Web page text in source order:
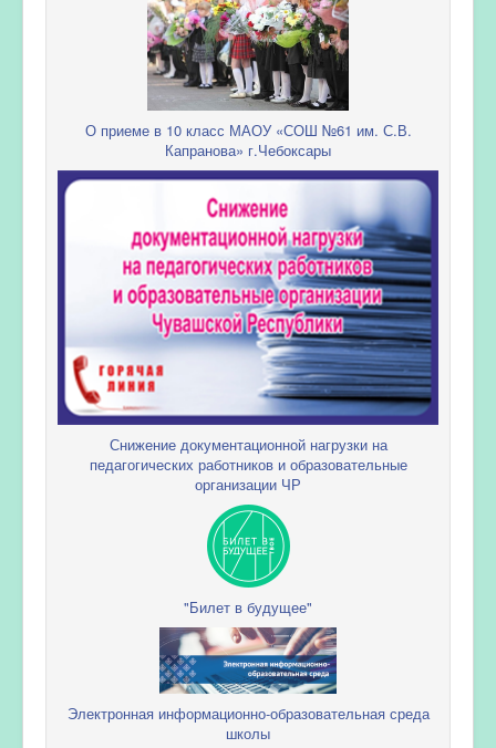
О приеме в 10 класс МАОУ «СОШ №61 им. С.В.
Капранова» г.Чебоксары
Снижение документационной нагрузки на
педагогических работников и образовательные
организации ЧР
"Билет в будущее"
Электронная информационно-образовательная среда
школы